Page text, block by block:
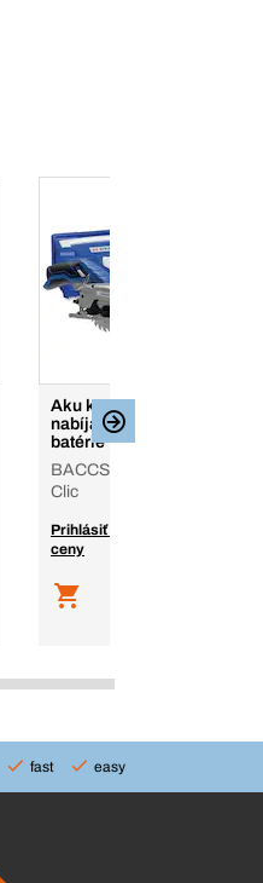
Aku kotúčová píla,
nabíjačka, dve 6.0 Ah
batérie 12 V
BACCS, 6.0 Ah, Bera-
Clic
Prihlásiť sa a zobraziť
ceny
fast easy